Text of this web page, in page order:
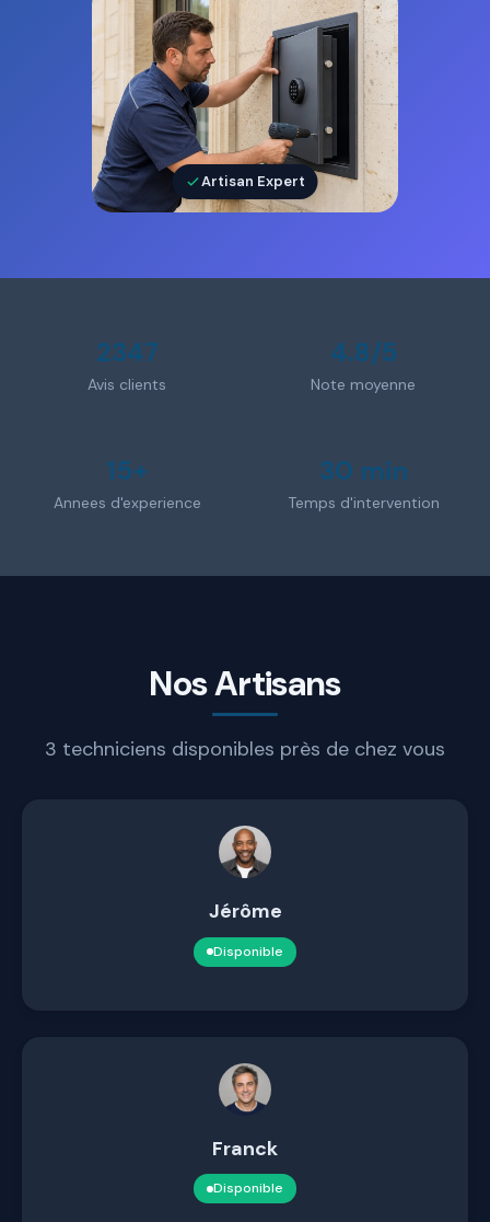
Artisan Expert
2347
Avis clients
4.8/5
Note moyenne
15+
Annees d'experience
30 min
Temps d'intervention
Nos Artisans
3 techniciens disponibles près de chez vous
Jérôme
Disponible
Franck
Disponible